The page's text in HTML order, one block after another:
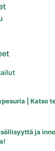
| Katso
ja